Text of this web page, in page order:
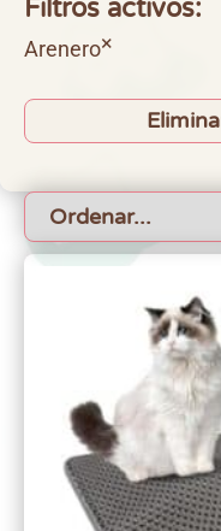
Filtros activos:
Arenero×